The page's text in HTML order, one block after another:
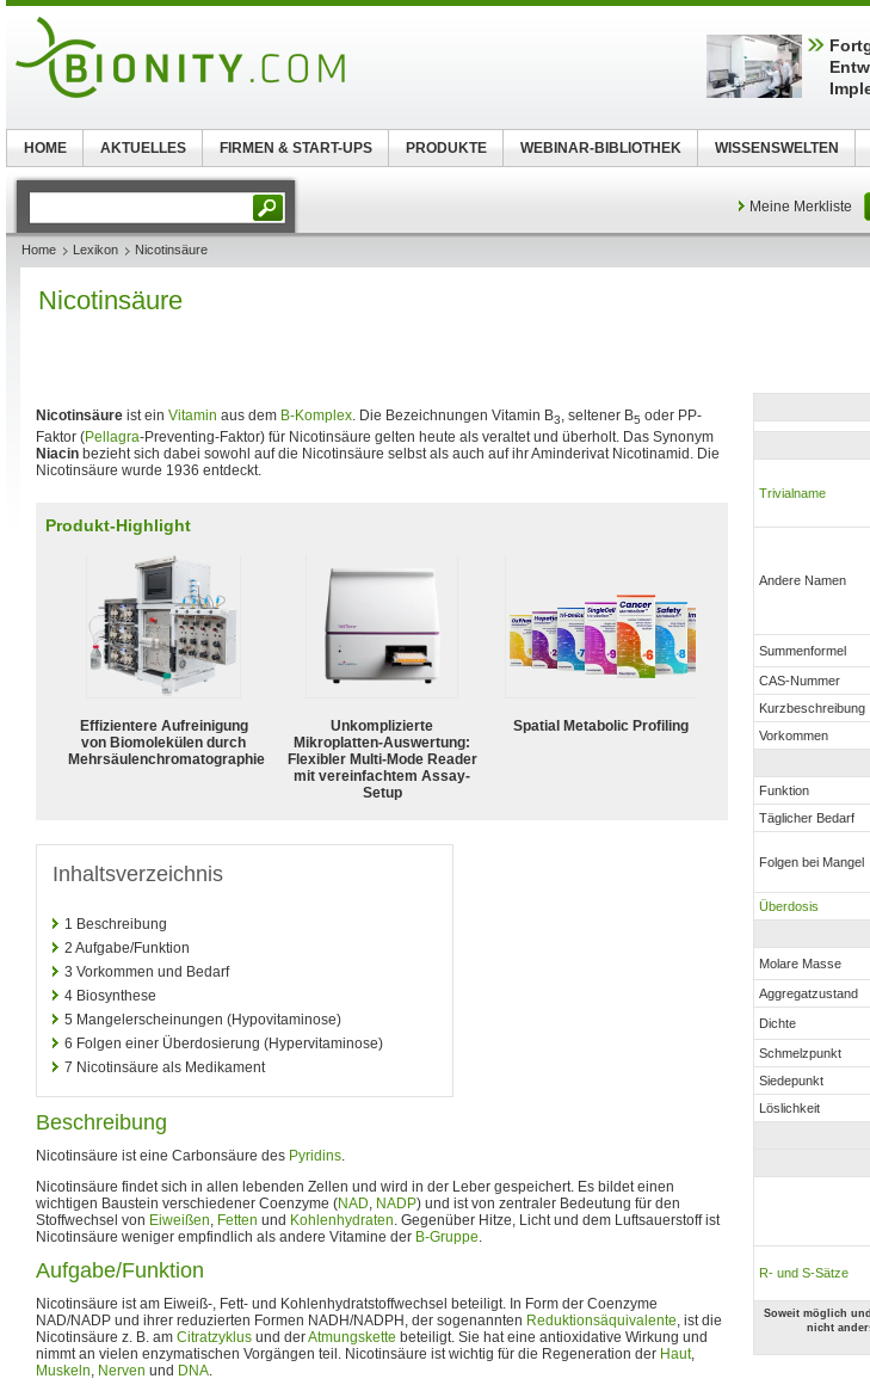
Meine Merkliste
Home Lexikon Nicotinsäure
Nicotinsäure
Trivialname
Andere Namen
Summenformel
CAS-Nummer
Kurzbeschreibung
Vorkommen
Funktion
Täglicher Bedarf
Folgen bei Mangel
Überdosis
Molare Masse
Aggregatzustand
Dichte
Schmelzpunkt
Siedepunkt
Löslichkeit
R- und S-Sätze
Soweit möglich
nicht
Nicotinsäure ist ein Vitamin aus dem B-Komplex. Die Bezeichnungen Vitamin B3, seltener B5 oder PP-
Faktor (Pellagra-Preventing-Faktor) für Nicotinsäure gelten heute als veraltet und überholt. Das Synonym
Niacin bezieht sich dabei sowohl auf die Nicotinsäure selbst als auch auf ihr Aminderivat Nicotinamid. Die
Nicotinsäure wurde 1936 entdeckt.
Produkt-Highlight
Effizientere Aufreinigung
von Biomolekülen durch
Mehrsäulenchromatographie
Unkomplizierte
Mikroplatten-Auswertung:
Flexibler Multi-Mode Reader
mit vereinfachtem Assay-
Setup
Spatial Metabolic Profiling
Inhaltsverzeichnis
1 Beschreibung
2 Aufgabe/Funktion
3 Vorkommen und Bedarf
4 Biosynthese
5 Mangelerscheinungen (Hypovitaminose)
6 Folgen einer Überdosierung (Hypervitaminose)
7 Nicotinsäure als Medikament
Beschreibung
Nicotinsäure ist eine Carbonsäure des Pyridins.
Nicotinsäure findet sich in allen lebenden Zellen und wird in der Leber gespeichert. Es bildet einen
wichtigen Baustein verschiedener Coenzyme (NAD, NADP) und ist von zentraler Bedeutung für den
Stoffwechsel von Eiweißen, Fetten und Kohlenhydraten. Gegenüber Hitze, Licht und dem Luftsauerstoff ist
Nicotinsäure weniger empfindlich als andere Vitamine der B-Gruppe.
Aufgabe/Funktion
Nicotinsäure ist am Eiweiß-, Fett- und Kohlenhydratstoffwechsel beteiligt. In Form der Coenzyme
NAD/NADP und ihrer reduzierten Formen NADH/NADPH, der sogenannten Reduktionsäquivalente, ist die
Nicotinsäure z. B. am Citratzyklus und derAtmungskette beteiligt. Sie hat eine antioxidative Wirkung und
nimmt an vielen enzymatischen Vorgängen teil. Nicotinsäure ist wichtig für die Regeneration der Haut,
Muskeln, Nerven und DNA.
HOME AKTUELLES FIRMEN & START-UPS PRODUKTE WEBINAR-BIBLIOTHEK WISSENSWELTEN